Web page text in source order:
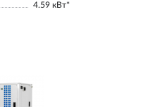
4.59 кВт*